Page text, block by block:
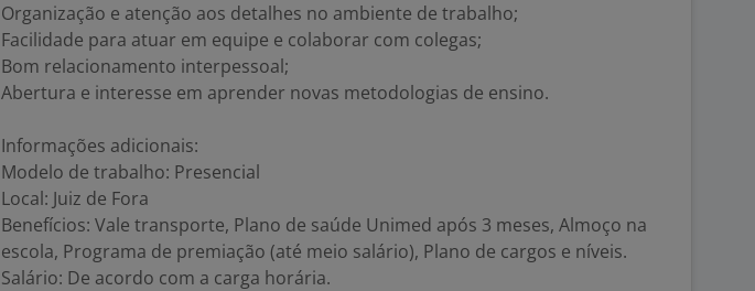
Organização e atenção aos detalhes no ambiente de trabalho;
Facilidade para atuar em equipe e colaborar com colegas;
Bom relacionamento interpessoal;
Abertura e interesse em aprender novas metodologias de ensino.
Informações adicionais:
Modelo de trabalho: Presencial
Local: Juiz de Fora
Benefícios: Vale transporte, Plano de saúde Unimed após 3 meses, Almoço na
escola, Programa de premiação (até meio salário), Plano de cargos e níveis.
Salário: De acordo com a carga horária.